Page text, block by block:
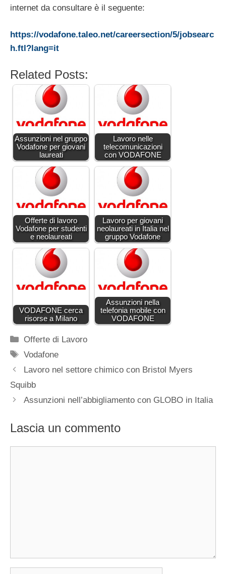
internet da consultare è il seguente:
https://vodafone.taleo.net/careersection/5/jobsearc
h.ftl?lang=it
Related Posts:
Assunzioni nel gruppo
Vodafone per giovani
laureati
Lavoro nelle
telecomunicazioni
con VODAFONE
Offerte di lavoro
Vodafone per studenti
e neolaureati
Lavoro per giovani
neolaureati in Italia nel
gruppo Vodafone
VODAFONE cerca
risorse a Milano
Assunzioni nella
telefonia mobile con
VODAFONE
Categorie
Offerte di Lavoro
Tag
Vodafone
Lavoro nel settore chimico con Bristol Myers
Squibb
Assunzioni nell’abbigliamento con GLOBO in Italia
Lascia un commento